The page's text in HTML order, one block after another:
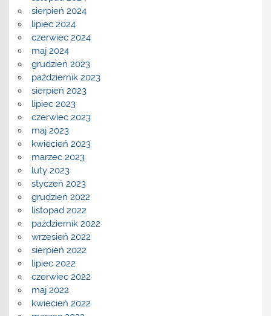
sierpień 2024
lipiec 2024
czerwiec 2024
maj 2024
grudzień 2023
październik 2023
sierpień 2023
lipiec 2023
czerwiec 2023
maj 2023
kwiecień 2023
marzec 2023
luty 2023
styczeń 2023
grudzień 2022
listopad 2022
październik 2022
wrzesień 2022
sierpień 2022
lipiec 2022
czerwiec 2022
maj 2022
kwiecień 2022